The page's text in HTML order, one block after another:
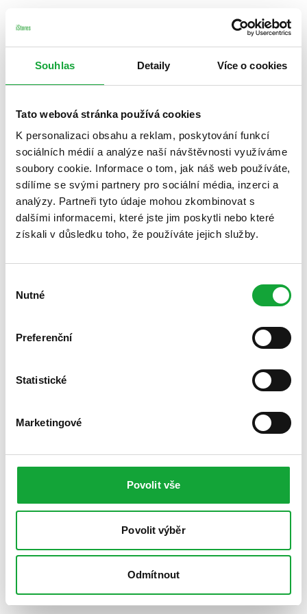
Souhlas Detaily Více o cookies
Tato webová stránka používá cookies
K personalizaci obsahu a reklam, poskytování funkcí
sociálních médií a analýze naší návštěvnosti využíváme
soubory cookie. Informace o tom, jak náš web používáte,
sdílíme se svými partnery pro sociální média, inzerci a
analýzy. Partneři tyto údaje mohou zkombinovat s
dalšími informacemi, které jste jim poskytli nebo které
získali v důsledku toho, že používáte jejich služby.
souhlasu
Nutné
Preferenční
Statistické
Marketingové
Povolit vše
Povolit výběr
Odmítnout